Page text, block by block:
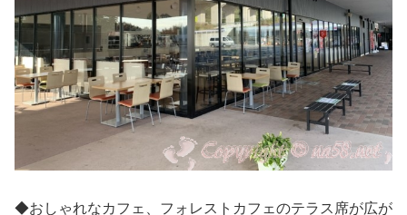
◆おしゃれなカフェ、フォレストカフェのテラス席が広が